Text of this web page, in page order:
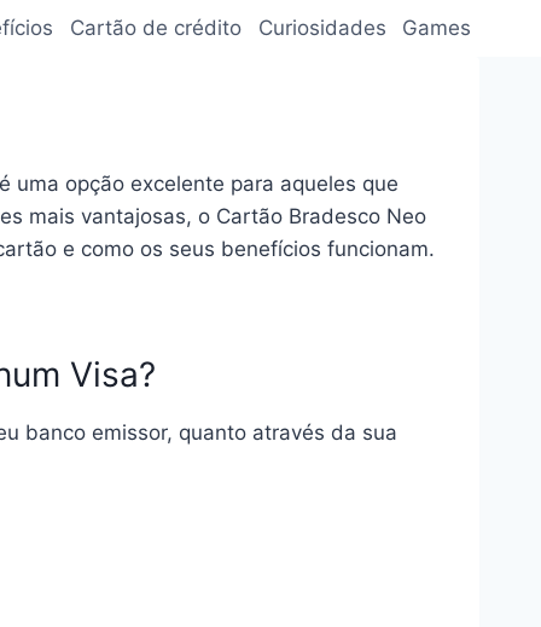
Cartão de crédito Curiosidades Games
uma opção excelente para aqueles que
mais vantajosas, o Cartão Bradesco Neo
e como os seus benefícios funcionam.
Visa?
banco emissor, quanto através da sua